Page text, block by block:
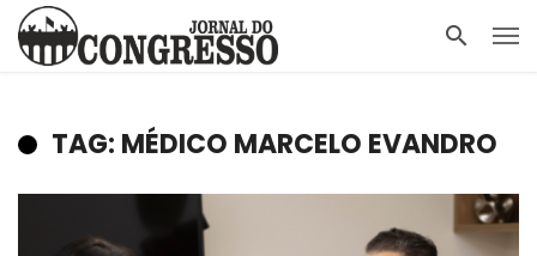
TAG: MÉDICO MARCELO EVANDRO